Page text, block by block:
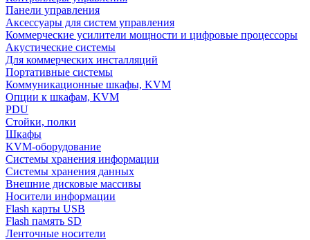
Панели управления
Аксессуары для систем управления
Коммерческие усилители мощности и цифровые процессоры
Акустические системы
Для коммерческих инсталляций
Портативные системы
Коммуникационные шкафы, KVM
Опции к шкафам, KVM
PDU
Стойки, полки
Шкафы
KVM-оборудование
Системы хранения информации
Системы хранения данных
Внешние дисковые массивы
Носители информации
Flash карты USB
Flash память SD
Ленточные носители